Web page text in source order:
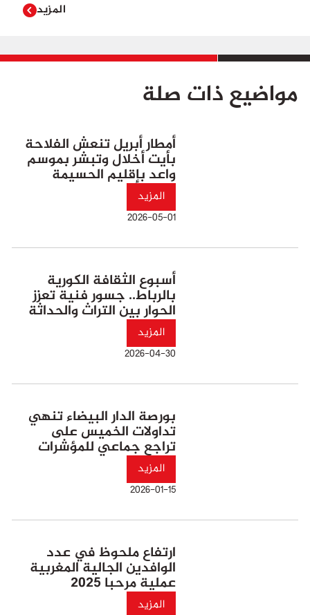
المزيد
مواضيع ذات صلة
أمطار أبريل تنعش الفلاحة
بأيت أخلال وتبشر بموسم
واعد بإقليم الحسيمة
المزيد
2026-05-01
أسبوع الثقافة الكورية
بالرباط.. جسور فنية تعزز
الحوار بين التراث والحداثة
المزيد
2026-04-30
بورصة الدار البيضاء تنهي
تداولات الخميس على
تراجع جماعي للمؤشرات
المزيد
2026-01-15
ارتفاع ملحوظ في عدد
الوافدين الجالية المغربية
عملية مرحبا 2025
المزيد